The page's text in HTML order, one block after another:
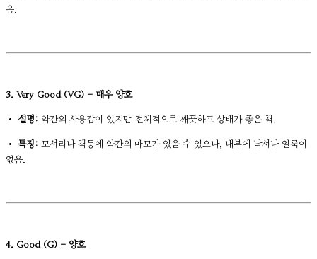
음.
3. Very Good (VG) - 매우 양호
• 설명: 약간의 사용감이 있지만 전체적으로 깨끗하고 상태가 좋은 책.
• 특징: 모서리나 책등에 약간의 마모가 있을 수 있으나, 내부에 낙서나 얼룩이
없음.
4. Good (G) - 양호